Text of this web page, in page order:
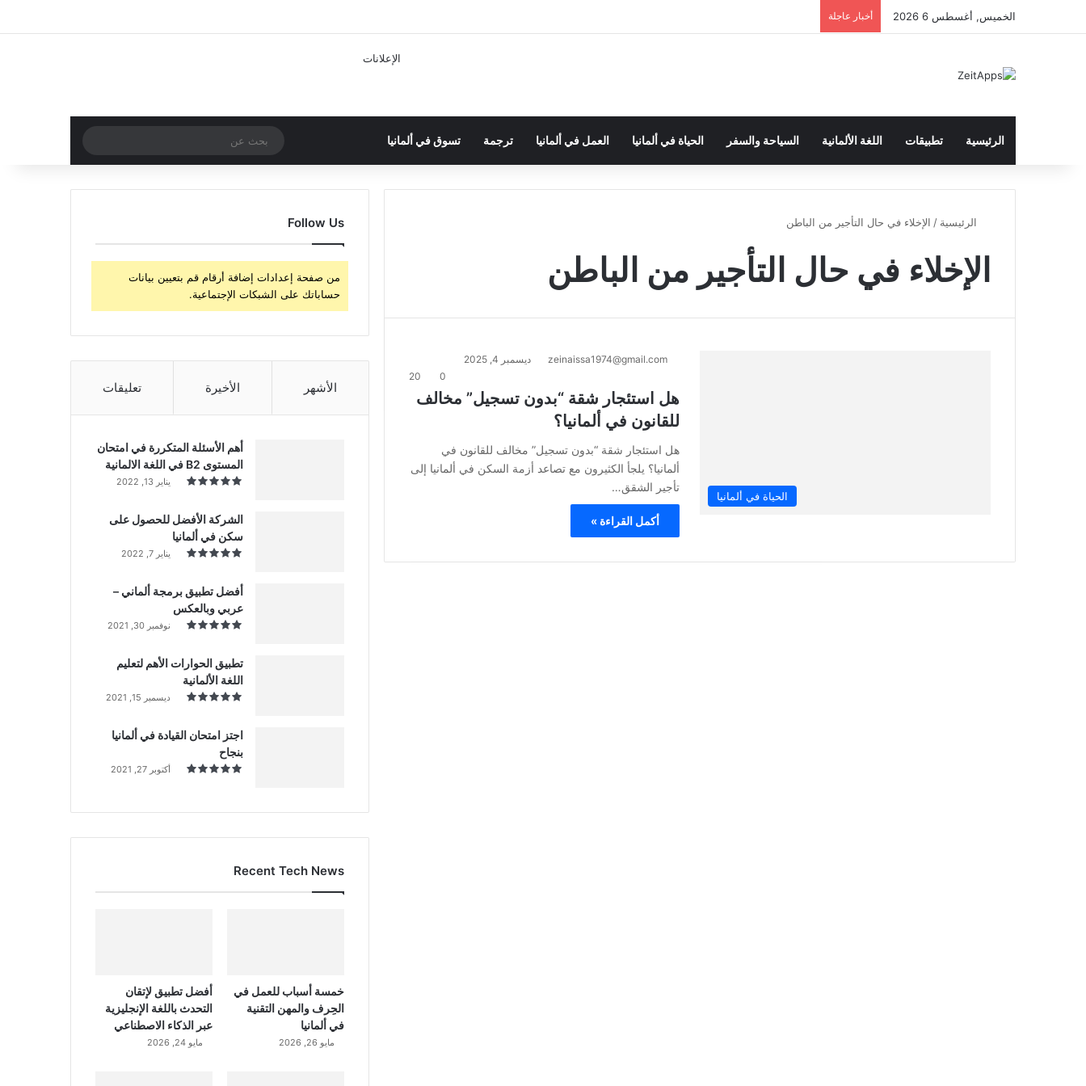
الخميس, أغسطس 6 2026 أخبار عاجلة
الإعلانات
الرئيسية تطبيقات اللغة الألمانية السياحة والسفر الحياة في ألمانيا العمل في ألمانيا ترجمة تسوق في ألمانيا مقال عشوائي
عن
الرئيسية / الإخلاء في حال التأجير من الباطن
الإخلاء في حال التأجير من الباطن
الحياة في ألمانيا
zeinaissa1974@gmail.com
ديسمبر 4, 2025
0
20
هل استئجار شقة “بدون تسجيل” مخالف
للقانون في ألمانيا؟
هل استئجار شقة “بدون تسجيل” مخالف للقانون في
ألمانيا؟ يلجأ الكثيرون مع تصاعد أزمة السكن في ألمانيا إلى
تأجير الشقق…
أكمل القراءة »
Follow Us
من صفحة إعدادات إضافة أرقام قم بتعيين بيانات
حساباتك على الشبكات الإجتماعية.
الأشهر الأخيرة تعليقات
أهم الأسئلة المتكررة في امتحان
المستوى B2 في اللغة الالمانية
يناير 13, 2022
الشركة الأفضل للحصول على
سكن في ألمانيا
يناير 7, 2022
أفضل تطبيق برمجة ألماني –
عربي وبالعكس
نوفمبر 30, 2021
تطبيق الحوارات الأهم لتعليم
اللغة الألمانية
ديسمبر 15, 2021
اجتز امتحان القيادة في ألمانيا
بنجاح
أكتوبر 27, 2021
Recent Tech News
خمسة أسباب للعمل في
الحِرف والمهن التقنية
في ألمانيا
مايو 26, 2026
أفضل تطبيق لإتقان
التحدث باللغة الإنجليزية
عبر الذكاء الاصطناعي
مايو 24, 2026